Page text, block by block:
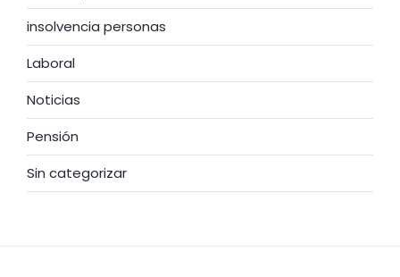
insolvencia personas
Laboral
Noticias
Pensión
Sin categorizar